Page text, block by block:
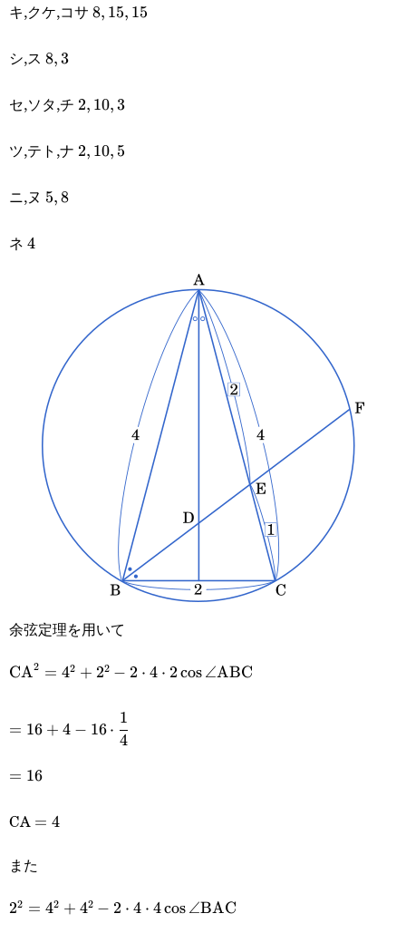
キ,クケ,コサ 8,15,15
8, 15, 15
シ,ス 8,3
8,3
セ,ソタ,チ 2,10,3
2, 10,3
ツ,テト,ナ 2,10,5
2, 10, 5
ニ,ヌ 5,8
5,8
ネ 4
4
余弦定理を用いて
\text{CA}^2=4^2+2^2-
CA2 = 42 + 22 − 2 ⋅ 4 ⋅ 2cos∠ABC
16\cdot\cfrac{1}
{4}
= 16 + 4 − 16 ⋅
4
1
=16
= 16
CA =4
= 4
また
2^2=4^2+4^2-
22 = 42 + 42 − 2 ⋅ 4 ⋅ 4cos∠BAC